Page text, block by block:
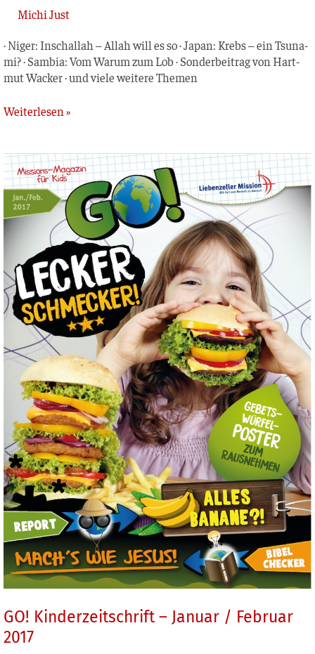
Michi Just
· Niger: Inschal­lah – Allah will es so · Japan: Krebs – ein Tsu­na­
mi? · Sam­bia: Vom War­um zum Lob · Son­der­bei­trag von Hart­
mut Wacker · und vie­le wei­te­re Themen
Weiterlesen »
GO! Kinderzeitschrift – Januar / Februar
2017
GO!
Kinderzeitschrift
–
Januar
/